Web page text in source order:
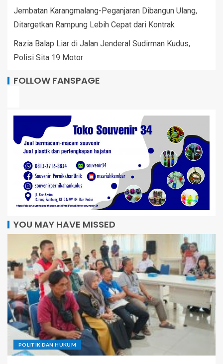
Jembatan Karangmalang-Peganjaran Dibangun Ulang,
Ditargetkan Rampung Lebih Cepat dari Kontrak
Razia Balap Liar di Jalan Jenderal Sudirman Kudus,
Polisi Sita 19 Motor
FOLLOW FANSPAGE
YOU MAY HAVE MISSED
POLITIK DAN HUKUM